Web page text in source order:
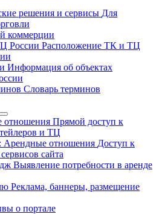
решения и сервисы Для
коммерции
России Расположение ТК и ТЦ
Информация об объектах
Словарь терминов
отношения Прямой доступ к
и ТЦ
Арендные отношения Доступ к
сайта
Выявление потребности в аренде
Реклама, баннеры, размещение
о портале